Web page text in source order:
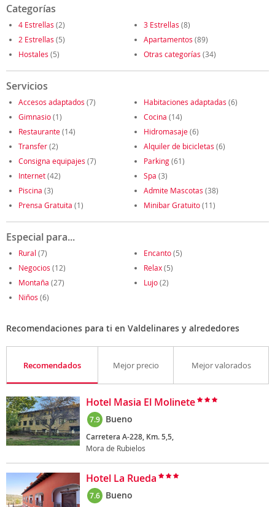
Categorías
4 Estrellas (2) 3 Estrellas (8)
2 Estrellas (5) Apartamentos (89)
Hostales (5) Otras categorías (34)
Servicios
Accesos adaptados (7) Habitaciones adaptadas (6)
Gimnasio(1) Cocina (14)
Restaurante(14) Hidromasaje(6)
Transfer(2) Alquiler de bicicletas (6)
Consigna equipajes (7) Parking(61)
Internet(42) Spa (3)
Piscina (3) Admite Mascotas (38)
Prensa Gratuita (1) Minibar Gratuito(11)
Especial para...
Rural (7) Encanto(5)
Negocios (12) Relax(5)
Montaña (27) Lujo(2)
Niños (6)
Recomendaciones para ti en Valdelinares y alrededores
Recomendados Mejor precio Mejor valorados
Hotel Masia El Molinete
7.9 Bueno
Carretera A-228, Km. 5,5,
Mora de Rubielos
Hotel La Rueda
7.6 Bueno